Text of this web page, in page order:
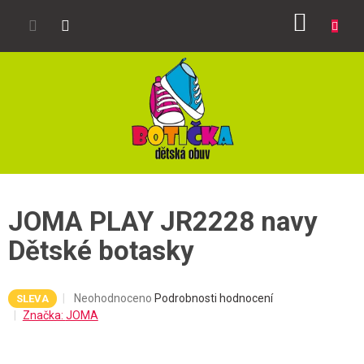
JOMA PLAY JR2228 navy
Dětské botasky
SLEVA
Průměrné
hodnocení
Neohodnoceno Podrobnosti hodnocení
Značka: JOMA